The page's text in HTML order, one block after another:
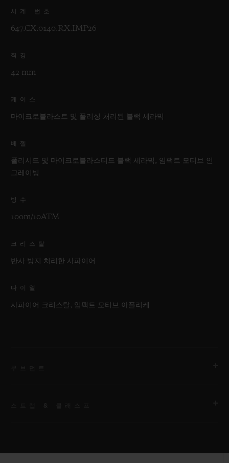
시계 번호
647.CX.0140.RX.IMP26
직경
42 mm
케이스
마이크로블라스트 및 폴리싱 처리된 블랙 세라믹
베젤
폴리시드 및 마이크로블라스티드 블랙 세라믹, 임팩트 모티브 인
그레이빙
방수
100m/10ATM
크리스탈
반사 방지 처리한 사파이어
다이얼
사파이어 크리스탈, 임팩트 모티브 아플리케
스트랩